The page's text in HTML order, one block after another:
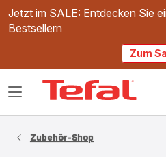
Jetzt im SALE: Entdecken Sie
Bestsellern
Zum
Das
Zubehör-Shop